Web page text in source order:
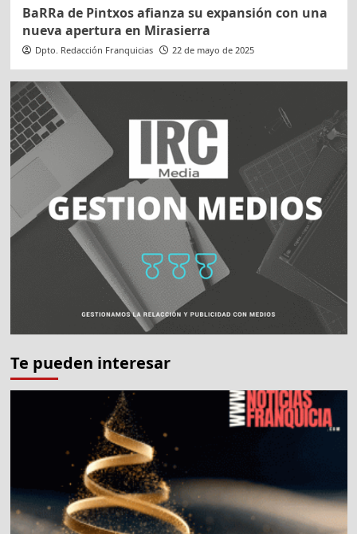
BaRRa de Pintxos afianza su expansión con una
nueva apertura en Mirasierra
Dpto. Redacción Franquicias 22 de mayo de 2025
Te pueden interesar